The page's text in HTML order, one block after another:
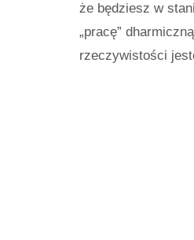
że będziesz w
„pracę”
rzeczywistości